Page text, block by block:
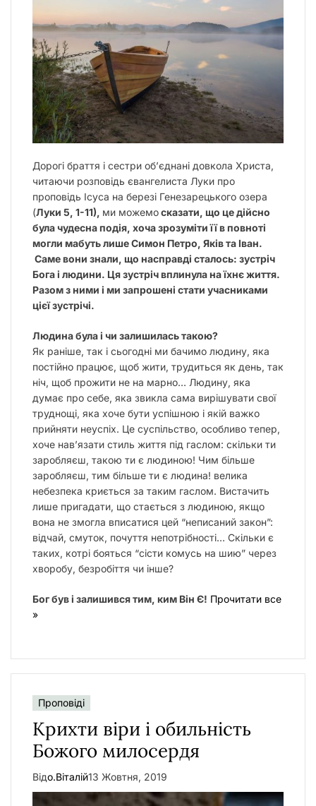
Дорогі браття і сестри об’єднані довкола Христа,
читаючи розповідь євангелиста Луки про
проповідь Ісуса на березі Генезарецького озера
(Луки 5, 1-11), ми можемосказати, що це дійсно
була чудесна подія, хоча зрозуміти її в повноті
могли мабуть лише Симон Петро, Яків та Іван.
Саме вони знали, що насправді сталось: зустріч
Бога і людини. Ця зустріч вплинула на їхнє життя.
Разом з ними і ми запрошені стати учасниками
цієї зустрічі.
Людина була і чи залишилась такою?
Як раніше, так і сьогодні ми бачимо людину, яка
постійно працює, щоб жити, трудиться як день, так
ніч, щоб прожити не на марно… Людину, яка
думає про себе, яка звикла сама вирішувати свої
труднощі, яка хоче бути успішною і якій важко
прийняти неуспіх. Це суспільство, особливо тепер,
хоче нав’язати стиль життя під гаслом: скільки ти
заробляєш, такою ти є людиною! Чим більше
заробляєш, тим більше ти є людина! велика
небезпека криється за таким гаслом. Вистачить
лише пригадати, що стається з людиною, якщо
вона не змогла вписатися цей “неписаний закон”:
відчай, смуток, почуття непотрібності… Скільки є
таких, котрі бояться “сісти комусь на шию” через
хворобу, безробіття чи інше?
Бог був і залишився тим, ким Він Є! Прочитати все
»
Проповіді
Крихти віри і обильність
Божого милосердя
Відо.Віталій13 Жовтня, 2019